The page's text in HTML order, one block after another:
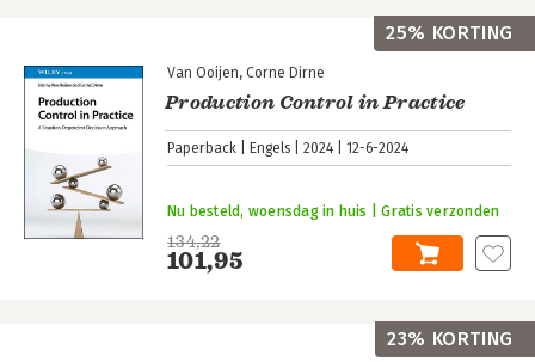
Van Ooijen Corne Dirne
Production Control in Practice
Paperback Engels 2024 12-6-2024
134,22
101,95
Nu besteld, woensdag in huis | Gratis verzonden
25% KORTING
23% KORTING